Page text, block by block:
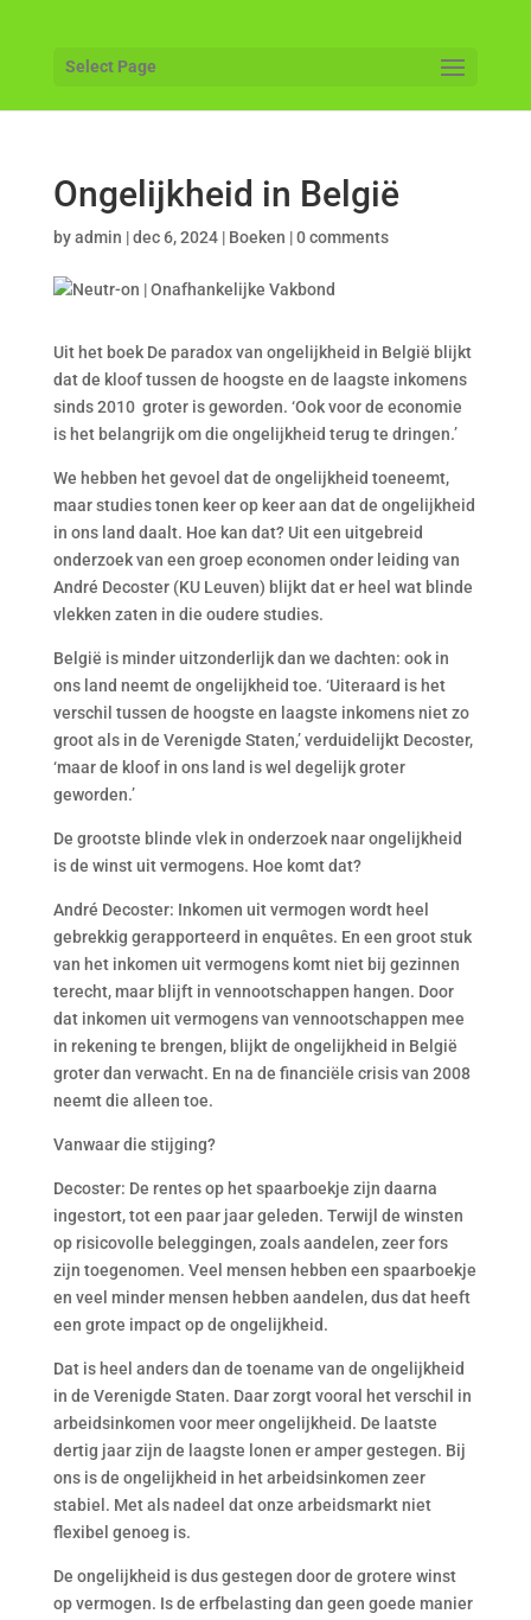
Select Page
Ongelijkheid in België
byadmin |dec 6, 2024| Boeken |0 comments
Uit het boek De paradox van ongelijkheid in België blijkt
dat de kloof tussen de hoogste en de laagste inkomens
sinds 2010 groter is geworden. ‘Ook voor de economie
is het belangrijk om die ongelijkheid terug te dringen.’
We hebben het gevoel dat de ongelijkheid toeneemt,
maar studies tonen keer op keer aan dat de ongelijkheid
in ons land daalt. Hoe kan dat? Uit een uitgebreid
onderzoek van een groep economen onder leiding van
André Decoster (KU Leuven) blijkt dat er heel wat blinde
vlekken zaten in die oudere studies.
België is minder uitzonderlijk dan we dachten: ook in
ons land neemt de ongelijkheid toe. ‘Uiteraard is het
verschil tussen de hoogste en laagste inkomens niet zo
groot als in de Verenigde Staten,’ verduidelijkt Decoster,
‘maar de kloof in ons land is wel degelijk groter
geworden.’
De grootste blinde vlek in onderzoek naar ongelijkheid
is de winst uit vermogens. Hoe komt dat?
André Decoster: Inkomen uit vermogen wordt heel
gebrekkig gerapporteerd in enquêtes. En een groot stuk
van het inkomen uit vermogens komt niet bij gezinnen
terecht, maar blijft in vennootschappen hangen. Door
dat inkomen uit vermogens van vennootschappen mee
in rekening te brengen, blijkt de ongelijkheid in België
groter dan verwacht. En na de financiële crisis van 2008
neemt die alleen toe.
Vanwaar die stijging?
Decoster: De rentes op het spaarboekje zijn daarna
ingestort, tot een paar jaar geleden. Terwijl de winsten
op risicovolle beleggingen, zoals aandelen, zeer fors
zijn toegenomen. Veel mensen hebben een spaarboekje
en veel minder mensen hebben aandelen, dus dat heeft
een grote impact op de ongelijkheid.
Dat is heel anders dan de toename van de ongelijkheid
in de Verenigde Staten. Daar zorgt vooral het verschil in
arbeidsinkomen voor meer ongelijkheid. De laatste
dertig jaar zijn de laagste lonen er amper gestegen. Bij
ons is de ongelijkheid in het arbeidsinkomen zeer
stabiel. Met als nadeel dat onze arbeidsmarkt niet
flexibel genoeg is.
De ongelijkheid is dus gestegen door de grotere winst
op vermogen. Is de erfbelasting dan geen goede manier